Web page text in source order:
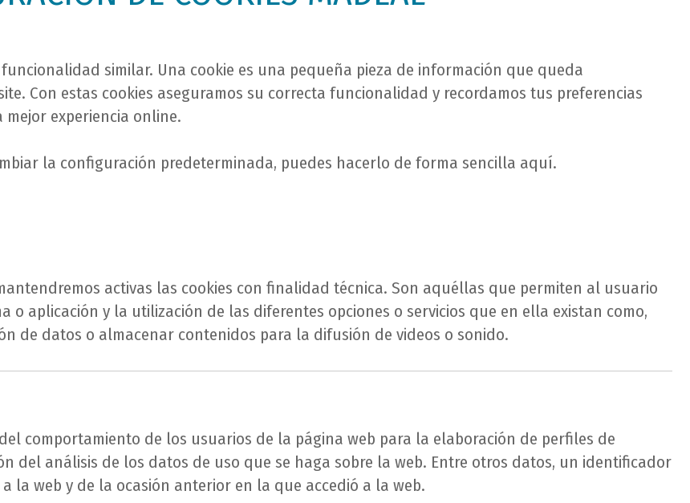
similar. Una cookie es una pequeña pieza de información que queda
Con estas cookies aseguramos su correcta funcionalidad y recordamos tus preferencias
experiencia online.
la configuración predeterminada, puedes hacerlo de forma sencilla aquí.
activas las cookies con finalidad técnica. Son aquéllas que permiten al usuario
o aplicación y la utilización de las diferentes opciones o servicios que en ella existan como,
de datos o almacenar contenidos para la difusión de videos o sonido.
comportamiento de los usuarios de la página web para la elaboración de perfiles de
del análisis de los datos de uso que se haga sobre la web. Entre otros datos, un identificador
la web y de la ocasión anterior en la que accedió a la web.